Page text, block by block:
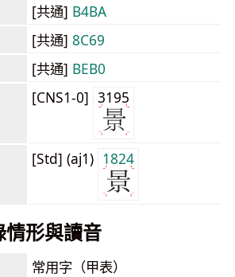
[共通] B4BA
[共通] 8C69
[共通] BEB0
[CNS1-0] 3195
[Std] (aj1) 1824
形與讀音
常用字（甲表）